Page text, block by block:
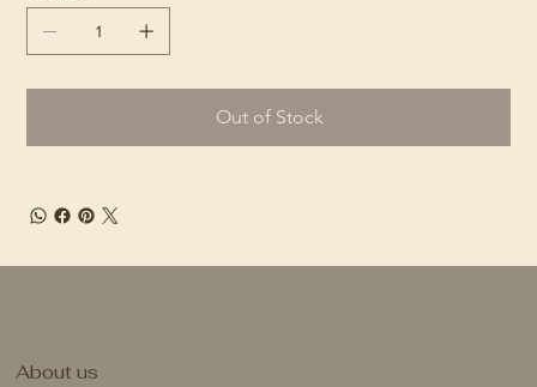
Out of Stock
About us